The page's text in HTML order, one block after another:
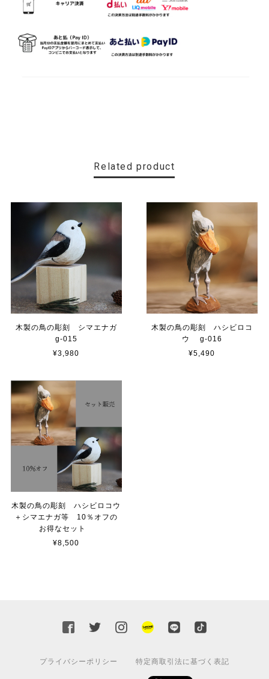
Related product
木製の鳥の彫刻 シマエナガ
g-015
¥3,980
木製の鳥の彫刻 ハシビロコ
ウ g-016
¥5,490
木製の鳥の彫刻 ハシビロコウ
＋シマエナガ等 10％オフの
お得なセット
¥8,500
プライバシーポリシー 特定商取引法に基づく表記